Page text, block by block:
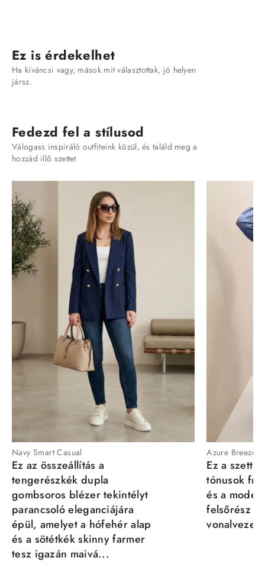
Ez is érdekelhet
Ha kíváncsi vagy, mások mit választottak, jó helyen
jársz.
Fedezd fel a stílusod
Válogass inspiráló outfiteink közül, és találd meg a
hozzád illő szettet
Navy Smart Casual
Ez az összeállítás a
tengerészkék dupla
gombsoros blézer tekintélyt
parancsoló eleganciájára
épül, amelyet a hófehér alap
és a sötétkék skinny farmer
tesz igazán maivá...
Azure Breeze
Ez a szett
tónusok
és a
felsőrész